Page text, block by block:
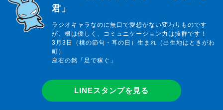
君」
ラジオキャラなのに無口で愛想がない変わりものです
が、根は優しく、コミュニケーション力は抜群です！
3月3日（桃の節句・耳の日）生まれ（出生地はときがわ
町）
座右の銘「足で稼ぐ」
LINEスタンプを見る